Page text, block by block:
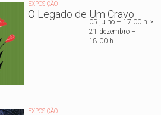
EXPOSIÇÃO
O Legado de Um Cravo
05 julho – 17.00 h >
21 dezembro –
18.00 h
EXPOSIÇÃO